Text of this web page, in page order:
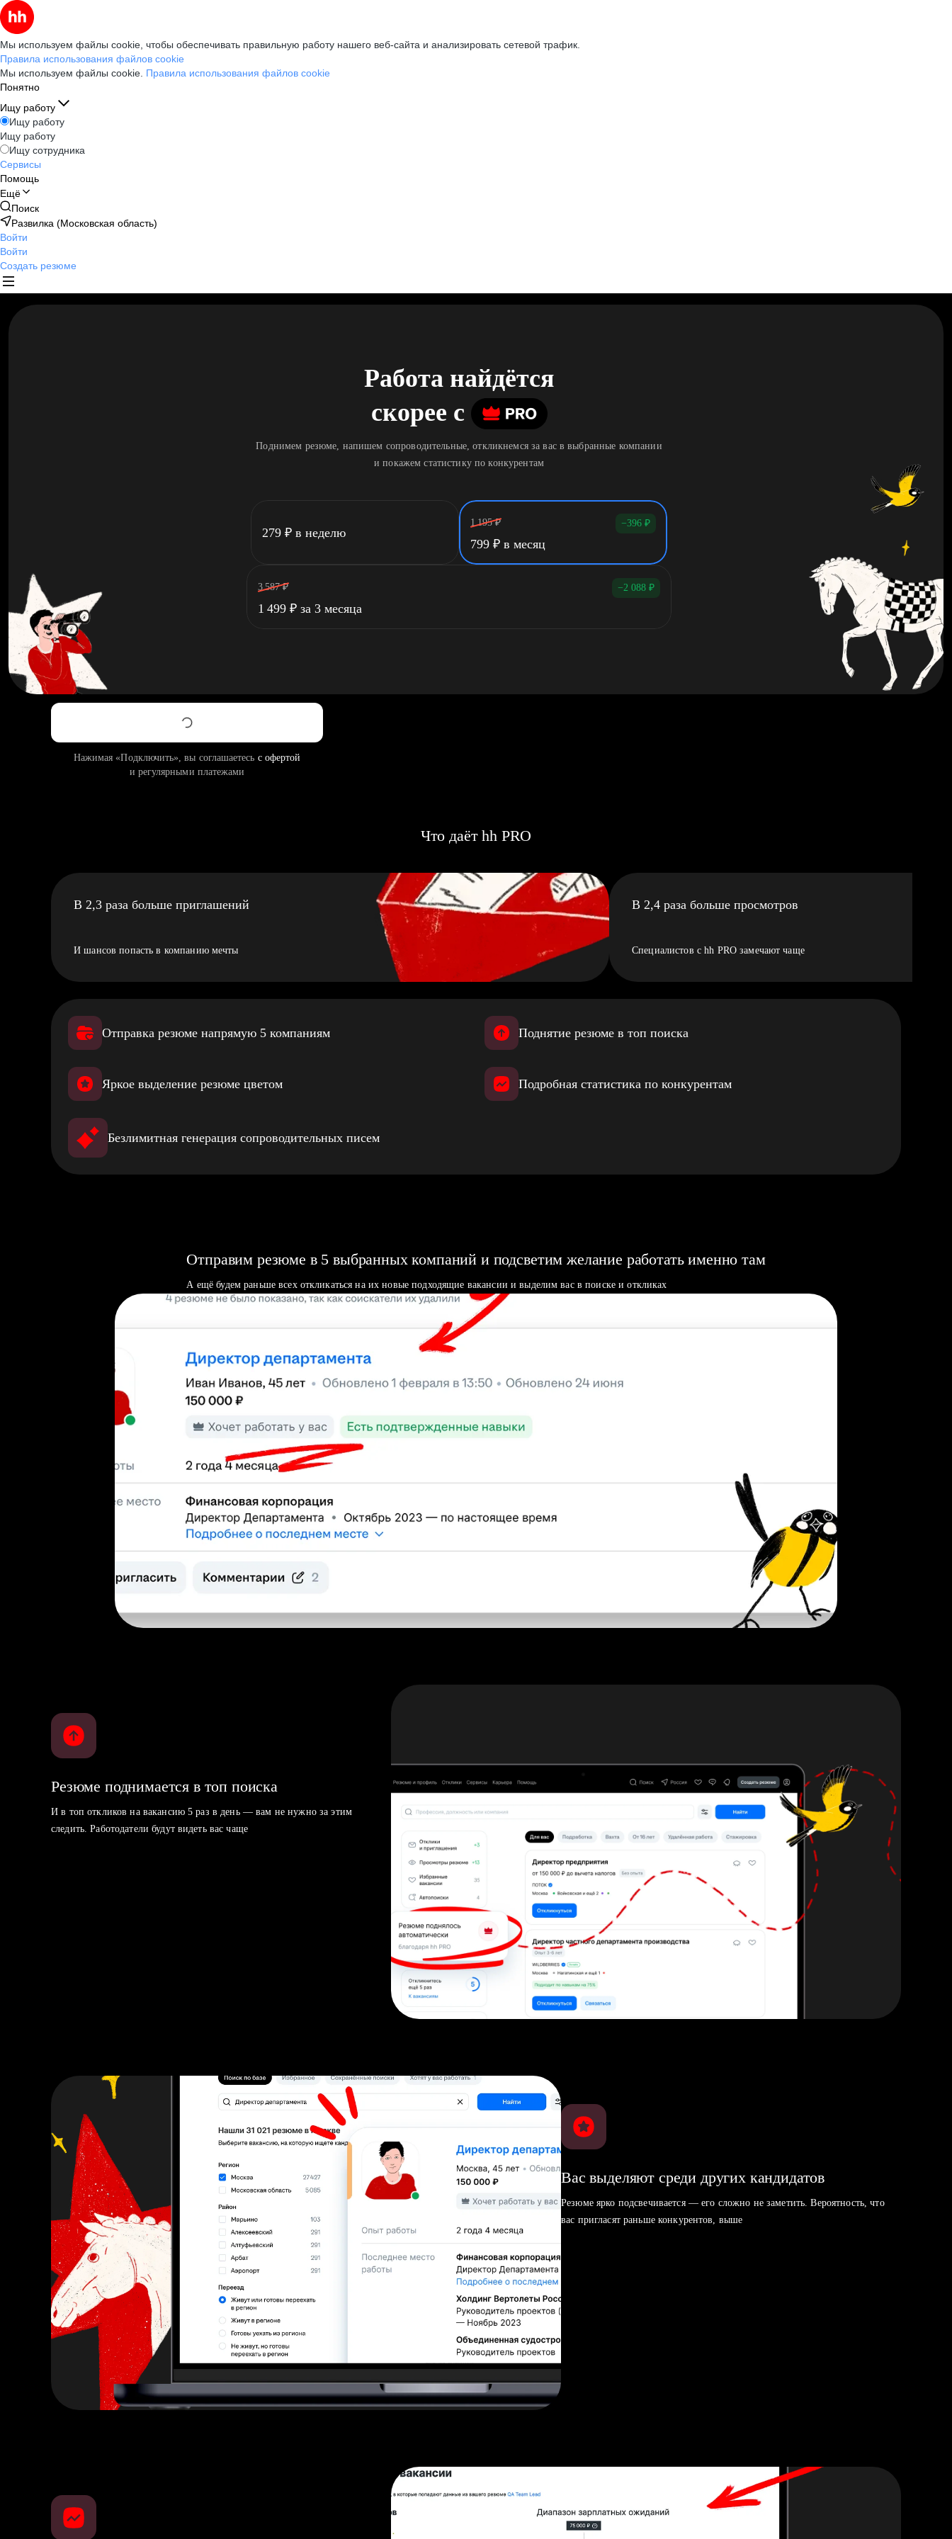
Мы используем файлы cookie, чтобы обеспечивать правильную работу нашего веб-сайта и анализировать сетевой трафик.
Правила использования файлов cookie
Мы используем файлы cookie. Правила использования файлов cookie
Понятно
Ищу работу
Ищу работу
Ищу работу
Ищу сотрудника
Сервисы
Помощь
Ещё
Поиск
Развилка (Московская область)
Войти
Войти
Создать резюме
Работа найдётся
скорее c
Поднимем резюме, напишем сопроводительные, откликнемся за вас в выбранные компании
и покажем статистику по конкурентам
279 ₽ в неделю
1 195 ₽ −396 ₽
799 ₽ в месяц
3 587 ₽ −2 088 ₽
1 499 ₽ за 3 месяца
Нажимая «Подключить», вы соглашаетесь с офертой
и регулярными платежами
Что даёт hh PRO
В 2,3 раза больше приглашений
И шансов попасть в компанию мечты
В 2,4 раза больше просмотров
Специалистов с hh PRO замечают чаще
Отправка резюме напрямую 5 компаниям Поднятие резюме в топ поиска
Яркое выделение резюме цветом Подробная статистика по конкурентам
Безлимитная генерация сопроводительных писем
Отправим резюме в 5 выбранных компаний и подсветим желание работать именно там
А ещё будем раньше всех откликаться на их новые подходящие вакансии и выделим вас в поиске и откликах
Резюме поднимается в топ поиска
И в топ откликов на вакансию 5 раз в день — вам не нужно за этим
следить. Работодатели будут видеть вас чаще
Вас выделяют среди других кандидатов
Резюме ярко подсвечивается — его сложно не заметить. Вероятность, что
вас пригласят раньше конкурентов, выше